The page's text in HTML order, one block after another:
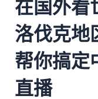
在国外看
洛伐克地
帮你搞定
直播